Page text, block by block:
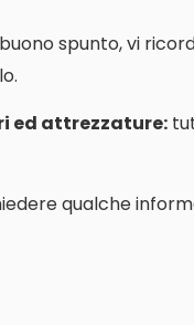
spunto, vi
ed attrezzature:
qualche